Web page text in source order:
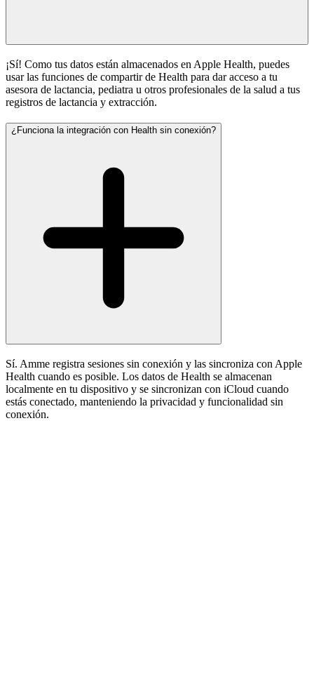
¡Sí! Como tus datos están almacenados en Apple Health, puedes
usar las funciones de compartir de Health para dar acceso a tu
asesora de lactancia, pediatra u otros profesionales de la salud a tus
registros de lactancia y extracción.
¿Funciona la integración con Health sin conexión?
Sí. Amme registra sesiones sin conexión y las sincroniza con Apple
Health cuando es posible. Los datos de Health se almacenan
localmente en tu dispositivo y se sincronizan con iCloud cuando
estás conectado, manteniendo la privacidad y funcionalidad sin
conexión.